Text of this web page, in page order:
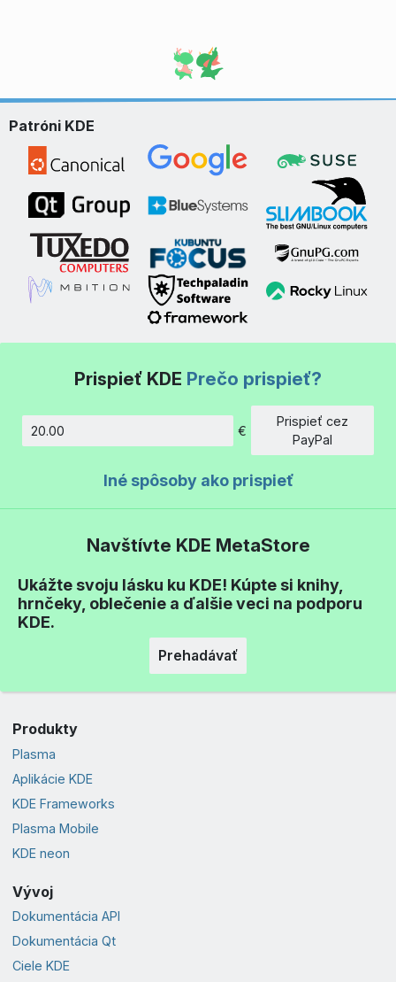
Patróni KDE
Prispieť KDE Prečo prispieť?
Množstvo
€
Prispieť cez
PayPal
Iné spôsoby ako prispieť
Navštívte KDE MetaStore
Ukážte svoju lásku ku KDE! Kúpte si knihy,
hrnčeky, oblečenie a ďalšie veci na podporu
KDE.
Prehadávať
Produkty
Plasma
Aplikácie KDE
KDE Frameworks
Plasma Mobile
KDE neon
Vývoj
Dokumentácia API
Dokumentácia Qt
Ciele KDE